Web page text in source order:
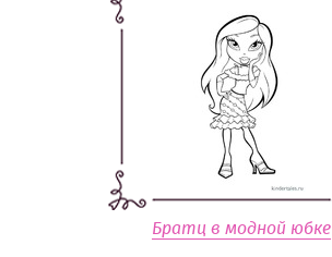
Братц в модной юбке